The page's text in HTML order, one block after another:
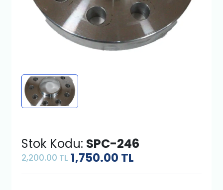
Stok Kodu: SPC-246
2,200.00 TL 1,750.00 TL